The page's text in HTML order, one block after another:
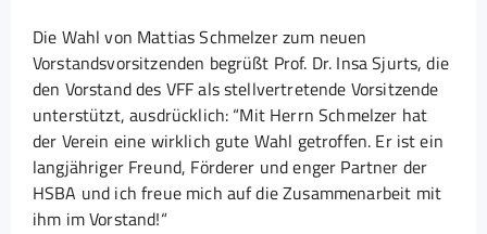
Die Wahl von Mattias Schmelzer zum neuen
Vorstandsvorsitzenden begrüßt Prof. Dr. Insa Sjurts, die
den Vorstand des VFF als stellvertretende Vorsitzende
unterstützt, ausdrücklich: “Mit Herrn Schmelzer hat
der Verein eine wirklich gute Wahl getroffen. Er ist ein
langjähriger Freund, Förderer und enger Partner der
HSBA und ich freue mich auf die Zusammenarbeit mit
ihm im Vorstand!“